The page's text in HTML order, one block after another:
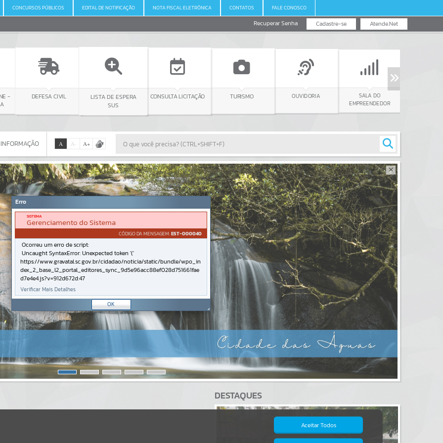
CONCURSOS PÚBLICOS EDITAL DE NOTIFICAÇÃO NOTA FISCAL ELETRÔNICA CONTATOS FALE CONOSCO
Atende.Net
Cadastre-se
Recuperar Senha
-
DEFESA CIVIL
LISTA DE ESPERA
SUS
CONSULTA LICITAÇÃO TURISMO OUVIDORIA
SALA DO
EMPREENDEDOR
Por favor, aguarde...
A A- A+
DESTAQUES
Aceitar Todos
Erro
SISTEMA
Gerenciamento do Sistema
CÓDIGO DA MENSAGEM:EST-000040
Ocorreu um erro de script:
Uncaught SyntaxError: Unexpected token '('
https://www.gravatal.sc.gov.br/cidadao/noticia/static/bundle/wpo_in
dex_2_base_l2_portal_editores_sync_9d5e96acc88ef028d751661fae
d7e4e4.js?v=912d672d:47
Verificar Mais Detalhes
OK